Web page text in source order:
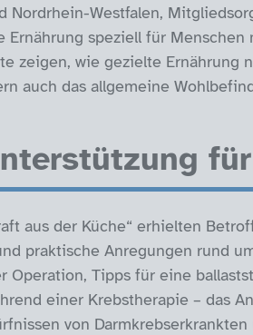
Nordrhein-Westfalen,
Ernährung speziell für
zeigen, wie gezielte Ernährung
auch das allgemeine
aus der Küche“ erhielten
praktische Anregungen rund
Operation, Tipps für eine
einer Krebstherapie – das
von